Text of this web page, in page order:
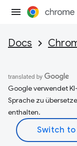
Docs
Google verwendet
Sprache zu
enthalten.